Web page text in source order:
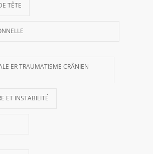
TÊTE
ER TRAUMATISME CRÂNIEN
ET INSTABILITÉ